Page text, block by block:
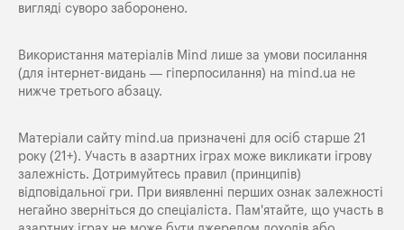
вигляді суворо заборонено.
Використання матеріалів Mind лише за умови посилання
(для інтернет-видань — гіперпосилання) на mind.ua не
нижче третього абзацу.
Матеріали сайту mind.ua призначені для осіб старше 21
року (21+). Участь в азартних іграх може викликати ігрову
залежність. Дотримуйтесь правил (принципів)
відповідальної гри. При виявленні перших ознак залежності
негайно зверніться до спеціаліста. Пам'ятайте, що участь в